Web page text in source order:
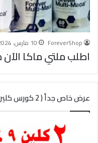
ForeverShop 10 مارس، 2024
اطلب ملتي ماكا
عرض خاص جداً ( 2 كورس كلين 21 يوم لمدة 42 يوم)